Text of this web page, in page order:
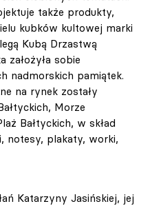
także produkty,
kubków kultowej marki
Kubą Drzastwą
założyła sobie
nadmorskich pamiątek.
na rynek zostały
Morze
Bałtyckich, w skład
notesy, plakaty, worki,
Katarzyny Jasińskiej, jej